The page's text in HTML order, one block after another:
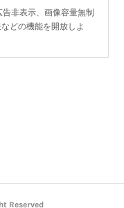
非表示、画像容量無制
どの機能を開放しよ
Reserved